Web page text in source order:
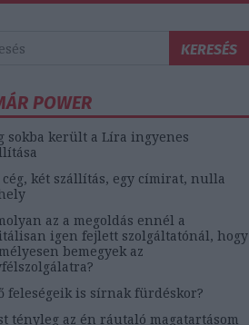
POWER
sokba került a Líra ingyenes
cég, két szállítás, egy címirat, nulla
az a megoldás ennél a
igen fejlett szolgáltatónál, hogy
bemegyek az
feleségeik is sírnak fürdéskor?
tényleg az én ráutaló magatartásom